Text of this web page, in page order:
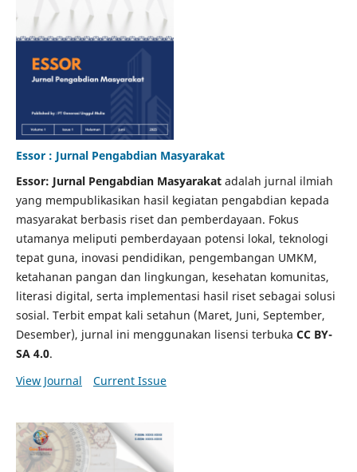
Essor : Jurnal Pengabdian Masyarakat
Essor: Jurnal Pengabdian Masyarakatadalah jurnal ilmiah
yang mempublikasikan hasil kegiatan pengabdian kepada
masyarakat berbasis riset dan pemberdayaan. Fokus
utamanya meliputi pemberdayaan potensi lokal, teknologi
tepat guna, inovasi pendidikan, pengembangan UMKM,
ketahanan pangan dan lingkungan, kesehatan komunitas,
literasi digital, serta implementasi hasil riset sebagai solusi
sosial. Terbit empat kali setahun (Maret, Juni, September,
Desember), jurnal ini menggunakan lisensi terbuka CC BY-
SA 4.0.
View Journal
Current Issue